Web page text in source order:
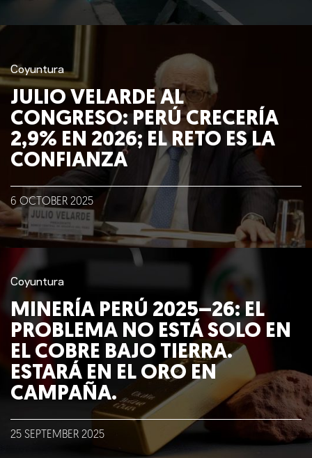
Coyuntura
JULIO VELARDE AL
CONGRESO: PERÚ CRECERÍA
2,9% EN 2026; EL RETO ES LA
CONFIANZA
6 OCTOBER 2025
Coyuntura
MINERÍA PERÚ 2025–26: EL
PROBLEMA NO ESTÁ SOLO EN
EL COBRE BAJO TIERRA.
ESTARÁ EN EL ORO EN
CAMPAÑA.
25 SEPTEMBER 2025